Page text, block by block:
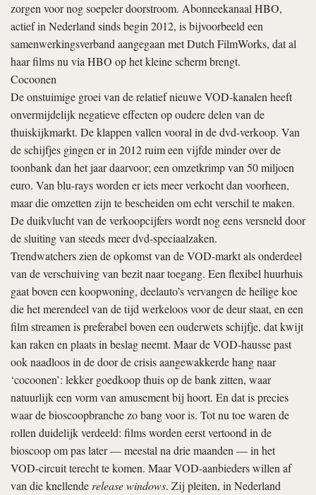
zorgen voor nog soepeler doorstroom. Abonneekanaal HBO,
actief in Nederland sinds begin 2012, is bijvoorbeeld een
samenwerkingsverband aangegaan met Dutch FilmWorks, dat al
haar films nu via HBO op het kleine scherm brengt.
Cocoonen
De onstuimige groei van de relatief nieuwe VOD-kanalen heeft
onvermijdelijk negatieve effecten op oudere delen van de
thuiskijkmarkt. De klappen vallen vooral in de dvd-verkoop. Van
de schijfjes gingen er in 2012 ruim een vijfde minder over de
toonbank dan het jaar daarvoor; een omzetkrimp van 50 miljoen
euro. Van blu-rays worden er iets meer verkocht dan voorheen,
maar die omzetten zijn te bescheiden om echt verschil te maken.
De duikvlucht van de verkoopcijfers wordt nog eens versneld door
de sluiting van steeds meer dvd-speciaalzaken.
Trendwatchers zien de opkomst van de VOD-markt als onderdeel
van de verschuiving van bezit naar toegang. Een flexibel huurhuis
gaat boven een koopwoning, deelauto’s vervangen de heilige koe
die het merendeel van de tijd werkeloos voor de deur staat, en een
film streamen is preferabel boven een ouderwets schijfje, dat kwijt
kan raken en plaats in beslag neemt. Maar de VOD-hausse past
ook naadloos in de door de crisis aangewakkerde hang naar
‘cocoonen’: lekker goedkoop thuis op de bank zitten, waar
natuurlijk een vorm van amusement bij hoort. En dat is precies
waar de bioscoopbranche zo bang voor is. Tot nu toe waren de
rollen duidelijk verdeeld: films worden eerst vertoond in de
bioscoop om pas later — meestal na drie maanden — in het
VOD-circuit terecht te komen. Maar VOD-aanbieders willen af
van die knellenderelease windows. Zij pleiten, in Nederland